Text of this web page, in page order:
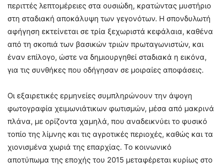
περιττές λεπτομέρειες στα ουσιώδη, κρατώντας μυστήριο
στη σταδιακή αποκάλυψη των γεγονότων. Η σπονδυλωτή
αφήγηση εκτείνεται σε τρία ξεχωριστά κεφάλαια, καθένα
από τη σκοπιά των βασικών τριών πρωταγωνιστών, και
έναν επίλογο, ώστε να δημιουργηθεί σταδιακά η εικόνα,
για τις συνθήκες που οδήγησαν σε μοιραίες αποφάσεις.
Οι εξαιρετικές ερμηνείες συμπληρώνουν την άψογη
φωτογραφία χειμωνιάτικων φωτισμών, μέσα από μακρινά
πλάνα, με ορίζοντα χαμηλά, που αναδεικνύει το φυσικό
τοπίο της λίμνης και τις αγροτικές περιοχές, καθώς και τα
χιονισμένα χωριά της επαρχίας. Το κοινωνικό
αποτύπωμα της εποχής του 2015 μεταφέρεται κυρίως στο